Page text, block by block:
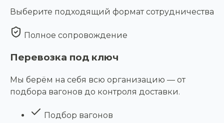
Выберите подходящий формат сотрудничества
Полное сопровождение
Перевозка под ключ
Мы берём на себя всю организацию — от
подбора вагонов до контроля доставки.
Подбор вагонов